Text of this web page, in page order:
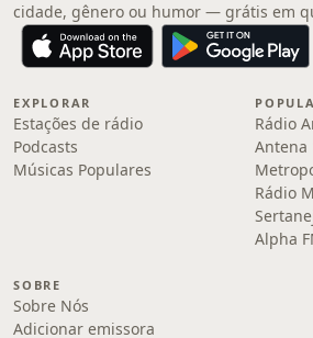
cidade, gênero ou humor — grátis em
EXPLORAR
Estações de rádio
Podcasts
Músicas Populares
Rádio
Antena
Rádio
Alpha
SOBRE
Sobre Nós
Adicionar emissora